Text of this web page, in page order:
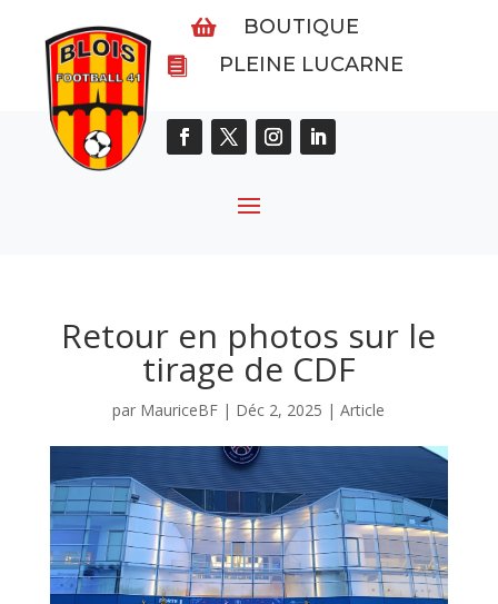
 BOUTIQUE
 PLEINE LUCARNE
Retour en photos sur le
tirage de CDF
par MauriceBF | Déc 2, 2025 |Article